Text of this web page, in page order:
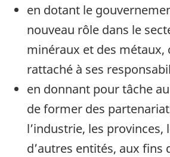
en dotant le
nouveau rôle dans le
minéraux et des métaux,
rattaché à ses
en donnant pour tâche
de former des
l’industrie, les
d’autres entités, aux fins